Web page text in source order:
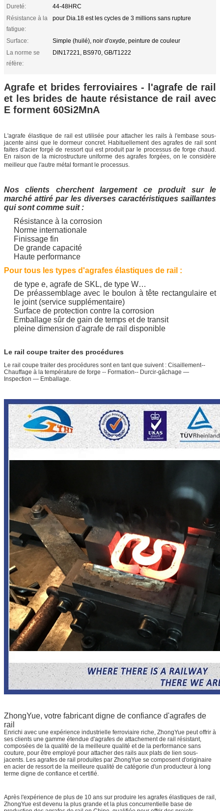
Dureté:
44-48HRC
Résistance à la
fatigue:
pour Dia.18 est les cycles de 3 millions sans rupture
Surface:
Simple (huilé), noir d'oxyde, peinture de couleur
La norme se
réfère:
DIN17221, BS970, GB/T1222
Agrafe et brides ferroviaires - l'agrafe de rail
et les brides de haute résistance de rail avec
E forment 60Si2MnA
L'agrafe élastique de rail est utilisée pour attacher les rails à l'embase sous-
jacente ainsi que le dormeur concret. Habituellement des agrafes de rail sont
faites d'acier forgé de ressort qui est produit par le processus de forge chaud.
En raison de la microstructure uniforme des agrafes forgées, on le considère
meilleur que l'autre métal formant le processus.
Nos clients cherchent largement ce produit sur le
marché attiré par les diverses caractéristiques saillantes
qui sont comme suit :
Résistance à la corrosion
Norme internationale
Finissage fin
De grande capacité
Haute performance
Pour tous les types d'agrafes élastiques de rail :
de type e, agrafe de SKL, de type W…
De préassemblage avec le boulon à tête rectangulaire et
le joint (service supplémentaire)
Surface de protection contre la corrosion
Emballage sûr de gain de temps et de transit
pleine dimension d'agrafe de rail disponible
Le rail coupe traiter des procédures
Le rail coupe traiter des procédures sont en tant que suivent : Cisaillement--
Chauffage à la température de forge -- Formation-- Durcir-gâchage —
Inspection — Emballage.
ZhongYue, votre fabricant digne de confiance d'agrafes de
rail
Enrichi avec une expérience industrielle ferroviaire riche, ZhongYue peut offrir à
ses clients une gamme étendue d'agrafes de attachement de rail résistant,
composées de la qualité de la meilleure qualité et de la performance sans
couture, pour être employé pour attacher des rails aux plats de lien sous-
jacents. Les agrafes de rail produites par ZhongYue se composent d'originaire
en acier de ressort de la meilleure qualité de catégorie d'un producteur à long
terme digne de confiance et certifié.
Après l'expérience de plus de 10 ans sur produire les agrafes élastiques de rail,
ZhongYue est devenu la plus grande et la plus concurrentielle base de